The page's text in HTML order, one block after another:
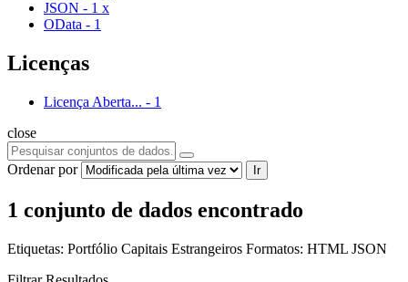
JSON - 1 x
OData - 1
Licenças
Licença Aberta... - 1
close
Ordenar por Ir
1 conjunto de dados encontrado
Etiquetas: Portfólio Capitais Estrangeiros Formatos: HTML JSON